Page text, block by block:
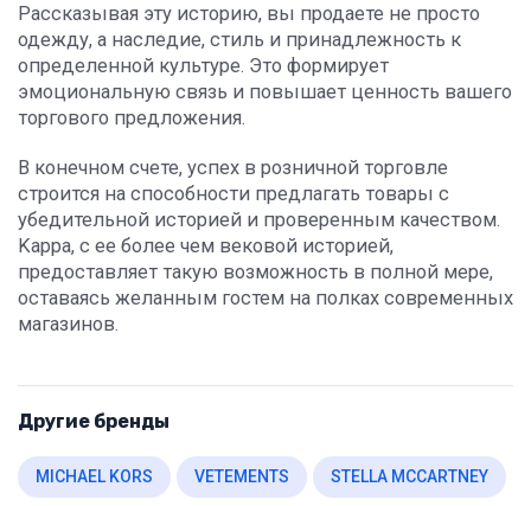
Рассказывая эту историю, вы продаете не просто
одежду, а наследие, стиль и принадлежность к
определенной культуре. Это формирует
эмоциональную связь и повышает ценность вашего
торгового предложения.
В конечном счете, успех в розничной торговле
строится на способности предлагать товары с
убедительной историей и проверенным качеством.
Kappa, с ее более чем вековой историей,
предоставляет такую возможность в полной мере,
оставаясь желанным гостем на полках современных
магазинов.
Другие бренды
MICHAEL KORS VETEMENTS STELLA MCCARTNEY